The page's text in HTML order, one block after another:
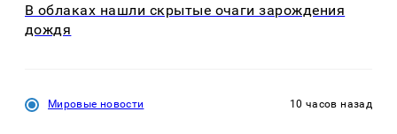
В облаках нашли скрытые очаги зарождения
дождя
Мировые новости 10 часов назад